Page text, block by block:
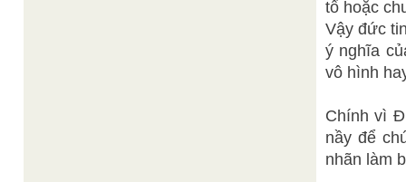
tổ hoặc
Vậy đức
ý nghĩa
vô hình
Chính vì
nầy để
nhãn làm